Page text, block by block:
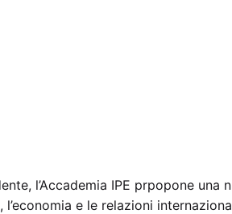
l’Accademia IPE prpopone una
e le relazioni